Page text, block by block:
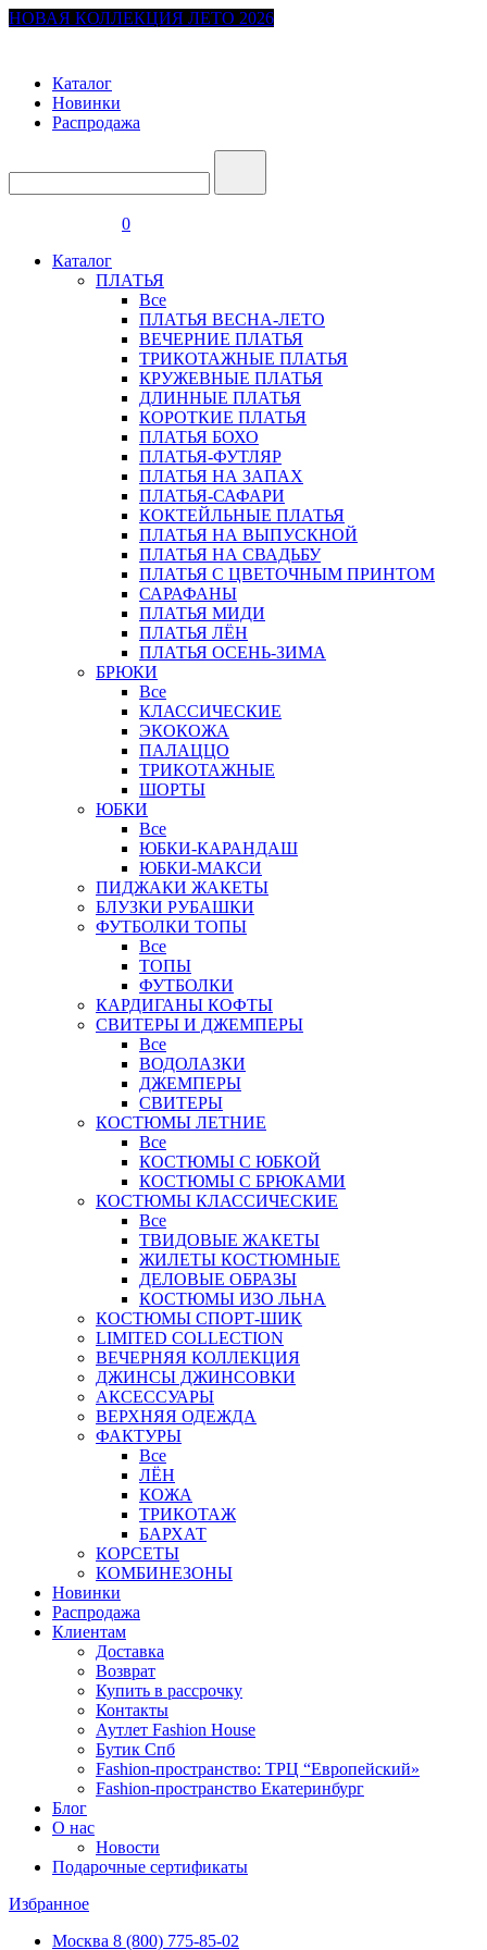
НОВАЯ КОЛЛЕКЦИЯ ЛЕТО 2026
Каталог
Новинки
Распродажа
0
Каталог
ПЛАТЬЯ
Все
ПЛАТЬЯ ВЕСНА-ЛЕТО
ВЕЧЕРНИЕ ПЛАТЬЯ
ТРИКОТАЖНЫЕ ПЛАТЬЯ
КРУЖЕВНЫЕ ПЛАТЬЯ
ДЛИННЫЕ ПЛАТЬЯ
КОРОТКИЕ ПЛАТЬЯ
ПЛАТЬЯ БОХО
ПЛАТЬЯ-ФУТЛЯР
ПЛАТЬЯ НА ЗАПАХ
ПЛАТЬЯ-САФАРИ
КОКТЕЙЛЬНЫЕ ПЛАТЬЯ
ПЛАТЬЯ НА ВЫПУСКНОЙ
ПЛАТЬЯ НА СВАДЬБУ
ПЛАТЬЯ С ЦВЕТОЧНЫМ ПРИНТОМ
САРАФАНЫ
ПЛАТЬЯ МИДИ
ПЛАТЬЯ ЛЁН
ПЛАТЬЯ ОСЕНЬ-ЗИМА
БРЮКИ
Все
КЛАССИЧЕСКИЕ
ЭКОКОЖА
ПАЛАЦЦО
ТРИКОТАЖНЫЕ
ШОРТЫ
ЮБКИ
Все
ЮБКИ-КАРАНДАШ
ЮБКИ-МАКСИ
ПИДЖАКИ ЖАКЕТЫ
БЛУЗКИ РУБАШКИ
ФУТБОЛКИ ТОПЫ
Все
ТОПЫ
ФУТБОЛКИ
КАРДИГАНЫ КОФТЫ
СВИТЕРЫ И ДЖЕМПЕРЫ
Все
ВОДОЛАЗКИ
ДЖЕМПЕРЫ
СВИТЕРЫ
КОСТЮМЫ ЛЕТНИЕ
Все
КОСТЮМЫ С ЮБКОЙ
КОСТЮМЫ С БРЮКАМИ
КОСТЮМЫ КЛАССИЧЕСКИЕ
Все
ТВИДОВЫЕ ЖАКЕТЫ
ЖИЛЕТЫ КОСТЮМНЫЕ
ДЕЛОВЫЕ ОБРАЗЫ
КОСТЮМЫ ИЗО ЛЬНА
КОСТЮМЫ СПОРТ-ШИК
LIMITED COLLECTION
ВЕЧЕРНЯЯ КОЛЛЕКЦИЯ
ДЖИНСЫ ДЖИНСОВКИ
АКСЕССУАРЫ
ВЕРХНЯЯ ОДЕЖДА
ФАКТУРЫ
Все
ЛЁН
КОЖА
ТРИКОТАЖ
БАРХАТ
КОРСЕТЫ
КОМБИНЕЗОНЫ
Новинки
Распродажа
Клиентам
Доставка
Возврат
Купить в рассрочку
Контакты
Аутлет Fashion House
Бутик Спб
Fashion-пространство: ТРЦ “Европейский»
Fashion-пространство Екатеринбург
Блог
О нас
Новости
Подарочные сертификаты
Избранное
Москва 8 (800) 775-85-02